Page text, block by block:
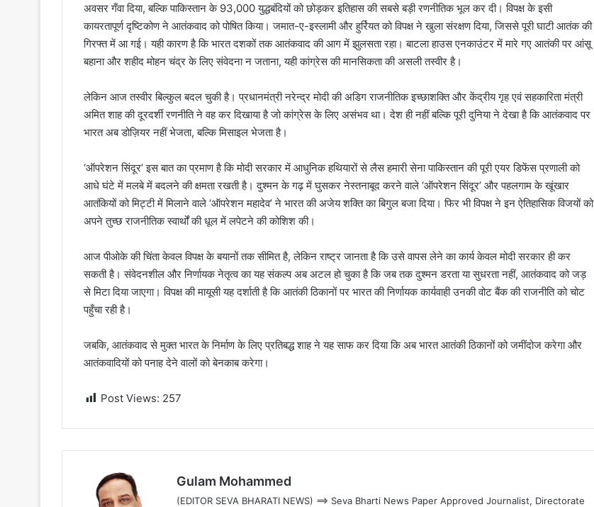
अवसर गँवा दिया, बल्कि पाकिस्तान के 93,000 युद्धबंदियों को छोड़कर इतिहास की सबसे बड़ी रणनीतिक भूल कर दी। विपक्ष के इसी
कायरतापूर्ण दृष्टिकोण ने आतंकवाद को पोषित किया। जमात-ए-इस्लामी और हुर्रियत को विपक्ष ने खुला संरक्षण दिया, जिससे पूरी घाटी आतंक की
गिरफ्त में आ गई। यही कारण है कि भारत दशकों तक आतंकवाद की आग में झुलसता रहा। बाटला हाउस एनकाउंटर में मारे गए आतंकी पर आंसू
बहाना और शहीद मोहन चंद्र के लिए संवेदना न जताना, यही कांग्रेस की मानसिकता की असली तस्वीर है।
लेकिन आज तस्वीर बिल्कुल बदल चुकी है। प्रधानमंत्री नरेन्द्र मोदी की अडिग राजनीतिक इच्छाशक्ति और केंद्रीय गृह एवं सहकारिता मंत्री
अमित शाह की दूरदर्शी रणनीति ने वह कर दिखाया है जो कांग्रेस के लिए असंभव था। देश ही नहीं बल्कि पूरी दुनिया ने देखा है कि आतंकवाद पर
भारत अब डोज़ियर नहीं भेजता, बल्कि मिसाइल भेजता है।
‘ऑपरेशन सिंदूर’ इस बात का प्रमाण है कि मोदी सरकार में आधुनिक हथियारों से लैस हमारी सेना पाकिस्तान की पूरी एयर डिफेंस प्रणाली को
आधे घंटे में मलबे में बदलने की क्षमता रखती है। दुश्मन के गढ़ में घुसकर नेस्तनाबूद करने वाले ‘ऑपरेशन सिंदूर’ और पहलगाम के खूंखार
आतंकियों को मिट्टी में मिलाने वाले ‘ऑपरेशन महादेव’ ने भारत की अजेय शक्ति का बिगुल बजा दिया। फिर भी विपक्ष ने इन ऐतिहासिक विजयों को
अपने तुच्छ राजनीतिक स्वार्थों की धूल में लपेटने की कोशिश की।
आज पीओके की चिंता केवल विपक्ष के बयानों तक सीमित है, लेकिन राष्ट्र जानता है कि उसे वापस लेने का कार्य केवल मोदी सरकार ही कर
सकती है। संवेदनशील और निर्णायक नेतृत्व का यह संकल्प अब अटल हो चुका है कि जब तक दुश्मन डरता या सुधरता नहीं, आतंकवाद को जड़
से मिटा दिया जाएगा। विपक्ष की मायूसी यह दर्शाती है कि आतंकी ठिकानों पर भारत की निर्णायक कार्यवाही उनकी वोट बैंक की राजनीति को चोट
पहुँचा रही है।
जबकि, आतंकवाद से मुक्त भारत के निर्माण के लिए प्रतिबद्ध शाह ने यह साफ कर दिया कि अब भारत आतंकी ठिकानों को जमींदोज करेगा और
आतंकवादियों को पनाह देने वालों को बेनकाब करेगा।
Post Views: 257
Gulam Mohammed
(EDITOR SEVA BHARATI NEWS) ==> Seva Bharti News Paper Approved Journalist, Directorate